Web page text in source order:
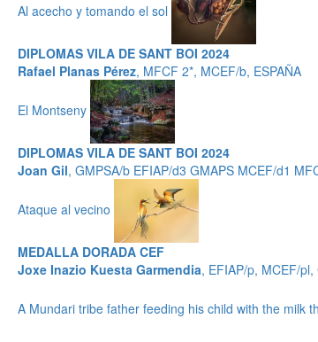
Al acecho y tomando el sol
DIPLOMAS VILA DE SANT BOI 2024
Rafael Planas Pérez, MFCF 2*, MCEF/b, ESPAÑA
El Montseny
DIPLOMAS VILA DE SANT BOI 2024
Joan Gil, GMPSA/b EFIAP/d3 GMAPS MCEF/d1
Ataque al vecino
MEDALLA DORADA CEF
Joxe Inazio Kuesta Garmendia, EFIAP/p, MCEF/pl,
A Mundari tribe father feeding his child with the milk